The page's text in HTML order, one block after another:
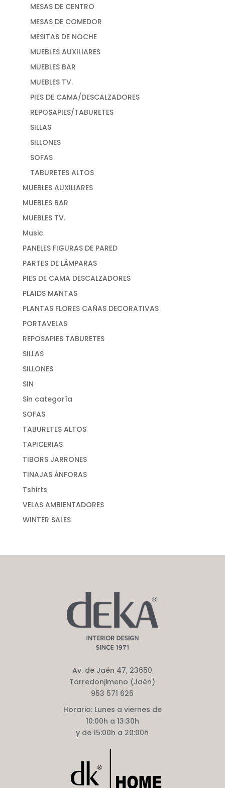
MESAS DE CENTRO
MESAS DE COMEDOR
MESITAS DE NOCHE
MUEBLES AUXILIARES
MUEBLES BAR
MUEBLES TV.
PIES DE CAMA/DESCALZADORES
REPOSAPIES/TABURETES
SILLAS
SILLONES
SOFAS
TABURETES ALTOS
MUEBLES AUXILIARES
MUEBLES BAR
MUEBLES TV.
Music
PANELES FIGURAS DE PARED
PARTES DE LÁMPARAS
PIES DE CAMA DESCALZADORES
PLAIDS MANTAS
PLANTAS FLORES CAÑAS DECORATIVAS
PORTAVELAS
REPOSAPIES TABURETES
SILLAS
SILLONES
SIN
Sin categoría
SOFAS
TABURETES ALTOS
TAPICERIAS
TIBORS JARRONES
TINAJAS ÁNFORAS
Tshirts
VELAS AMBIENTADORES
WINTER SALES
Av. de Jaén 47, 23650
Torredonjimeno (Jaén)
953 571 625
Horario:Lunes a viernes de
10:00h a 13:30h
y de 15:00h a 20:00h